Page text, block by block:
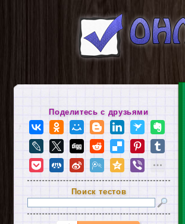
Поделитесь с друзьями
Поиск тестов